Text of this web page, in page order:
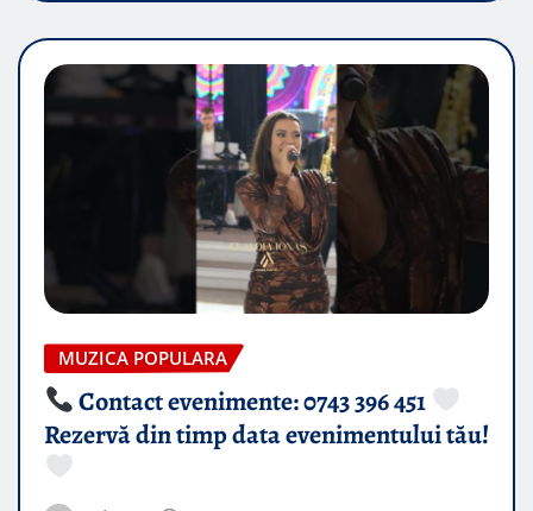
MUZICA POPULARA
Contact evenimente: 0743 396 451
Rezervă din timp data evenimentului tău!